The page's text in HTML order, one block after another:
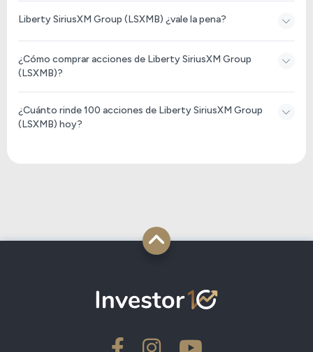
Liberty SiriusXM Group (LSXMB) ¿vale la pena?
¿Cómo comprar acciones de Liberty SiriusXM Group
(LSXMB)?
¿Cuánto rinde 100 acciones de Liberty SiriusXM Group
(LSXMB) hoy?